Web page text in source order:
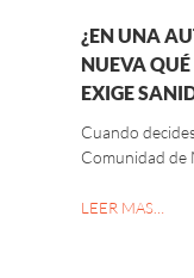
¿EN UNA
NUEVA
EXIGE
Cuando
Comunidad de
LEER MAS…